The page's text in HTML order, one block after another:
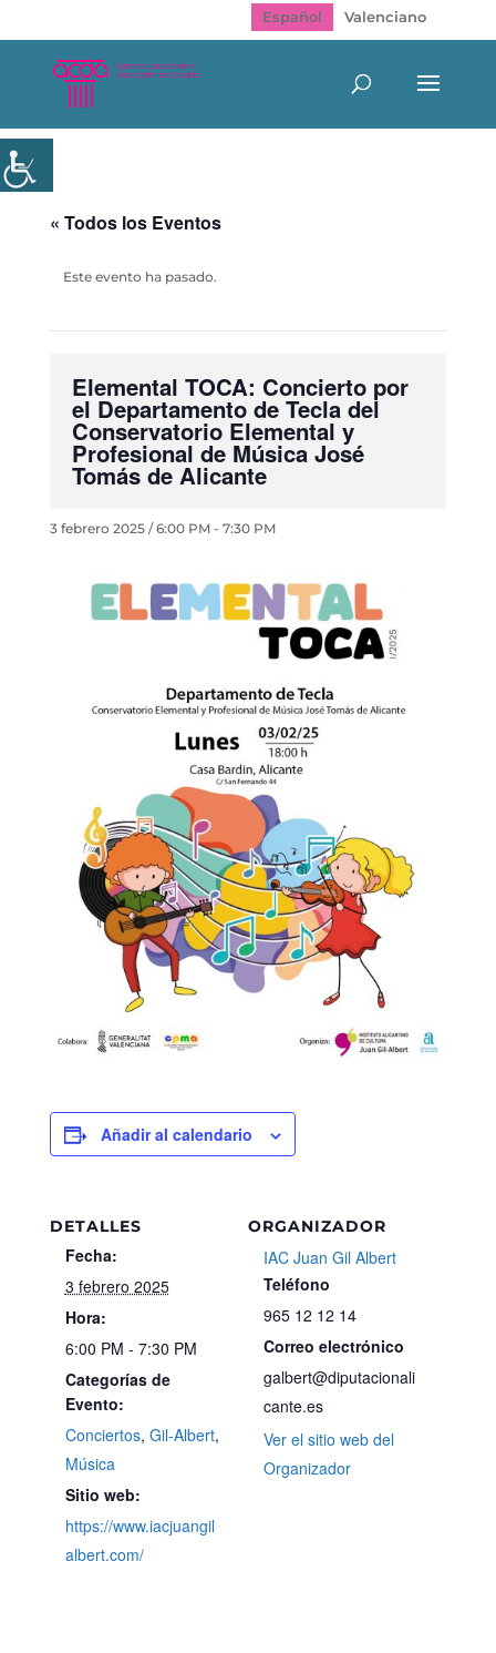
Español Valenciano
« Todos los Eventos
Este evento ha pasado.
Elemental TOCA: Concierto por
el Departamento de Tecla del
Conservatorio Elemental y
Profesional de Música José
Tomás de Alicante
3 febrero 2025 / 6:00 PM- 7:30 PM
Añadir al calendario
DETALLES
Fecha:
3 febrero 2025
Hora:
6:00 PM - 7:30 PM
Categorías de
Evento:
Conciertos, Gil-Albert,
Música
Sitio web:
https://www.iacjuangil
albert.com/
ORGANIZADOR
IAC Juan Gil Albert
Teléfono
965 12 12 14
Correo electrónico
galbert@diputacionali
cante.es
Ver el sitio web del
Organizador